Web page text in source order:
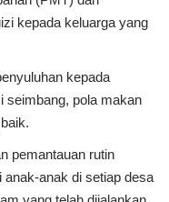
kepada keluarga yang
kepada
seimbang, pola makan
pemantauan rutin
anak di setiap desa